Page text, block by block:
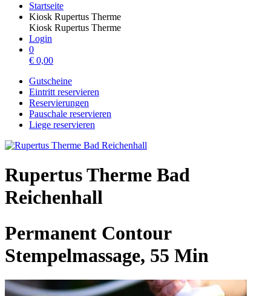
Startseite
Kiosk Rupertus Therme
Kiosk Rupertus Therme
Login
0
€ 0,00
Gutscheine
Eintritt reservieren
Reservierungen
Pauschale reservieren
Liege reservieren
Rupertus Therme Bad
Reichenhall
Permanent Contour
Stempelmassage, 55 Min